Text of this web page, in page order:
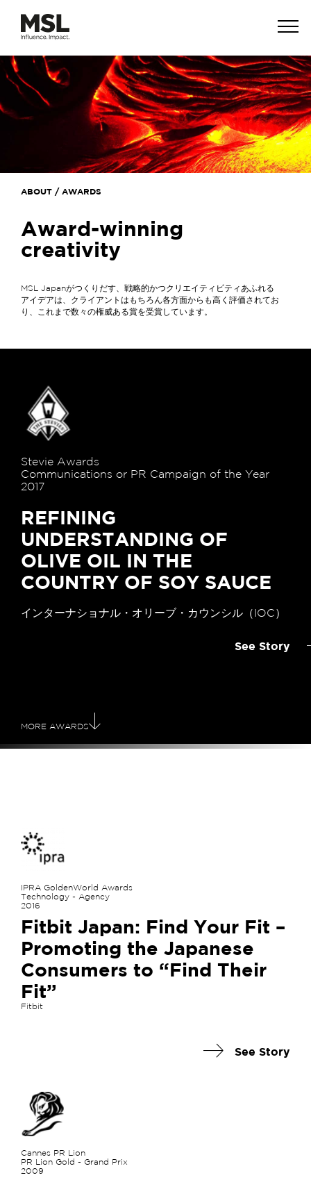
コ
ン
ツ
Open
ABOUT / AWARDS
Award-winning
creativity
MSL Japanがつくりだす、戦略的かつクリエイティビティあふれる
アイデアは、クライアントはもちろん各方面からも高く評価されてお
り、これまで数々の権威ある賞を受賞しています。
Stevie Awards
Communications or PR Campaign of the Year
2017
REFINING
UNDERSTANDING OF
OLIVE OIL IN THE
COUNTRY OF SOY SAUCE
インターナショナル・オリーブ・カウンシル（IOC）
See Story
MORE AWARDS
IPRA GoldenWorld Award​s
Technology - Agency
2016
Fitbit Japan: Find Your Fit –
Promoting the Japanese
Consumers to “Find Their
Fit”
Fitbit
See Story
Cannes PR Lion
PR Lion Gold - Grand Prix
2009